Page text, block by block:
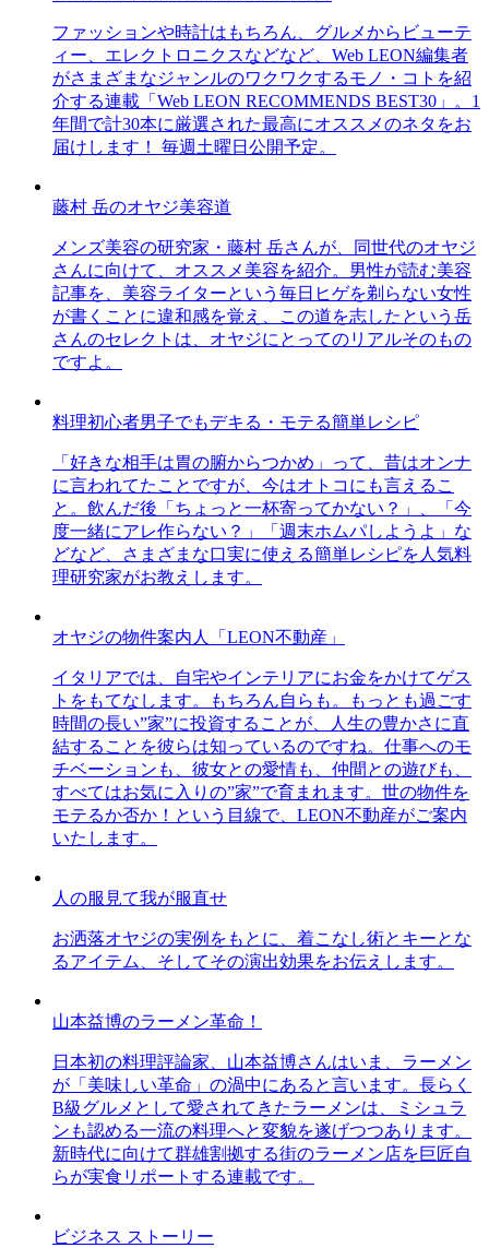
ファッションや時計はもちろん、グルメからビューテ
ィー、エレクトロニクスなどなど、Web LEON編集者
がさまざまなジャンルのワクワクするモノ・コトを紹
介する連載「Web LEON RECOMMENDS BEST30」。1
年間で計30本に厳選された最高にオススメのネタをお
届けします！ 毎週土曜日公開予定。
藤村 岳のオヤジ美容道
メンズ美容の研究家・藤村 岳さんが、同世代のオヤジ
さんに向けて、オススメ美容を紹介。男性が読む美容
記事を、美容ライターという毎日ヒゲを剃らない女性
が書くことに違和感を覚え、この道を志したという岳
さんのセレクトは、オヤジにとってのリアルそのもの
ですよ。
料理初心者男子でもデキる・モテる簡単レシピ
「好きな相手は胃の腑からつかめ」って、昔はオンナ
に言われてたことですが、今はオトコにも言えるこ
と。飲んだ後「ちょっと一杯寄ってかない？」、「今
度一緒にアレ作らない？」「週末ホムパしようよ」な
どなど、さまざまな口実に使える簡単レシピを人気料
理研究家がお教えします。
オヤジの物件案内人「LEON不動産」
イタリアでは、自宅やインテリアにお金をかけてゲス
トをもてなします。もちろん自らも。もっとも過ごす
時間の長い”家”に投資することが、人生の豊かさに直
結することを彼らは知っているのですね。仕事へのモ
チベーションも、彼女との愛情も、仲間との遊びも、
すべてはお気に入りの”家”で育まれます。世の物件を
モテるか否か！という目線で、LEON不動産がご案内
いたします。
人の服見て我が服直せ
お洒落オヤジの実例をもとに、着こなし術とキーとな
るアイテム、そしてその演出効果をお伝えします。
山本益博のラーメン革命！
日本初の料理評論家、山本益博さんはいま、ラーメン
が「美味しい革命」の渦中にあると言います。長らく
B級グルメとして愛されてきたラーメンは、ミシュラ
ンも認める一流の料理へと変貌を遂げつつあります。
新時代に向けて群雄割拠する街のラーメン店を巨匠自
らが実食リポートする連載です。
ビジネス ストーリー